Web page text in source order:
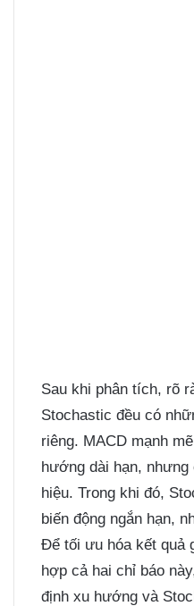
Sau khi phân tích, rõ
Stochastic đều có
riêng. MACD mạnh
hướng dài hạn,
hiệu. Trong khi đó,
biến động ngắn hạn,
Để tối ưu hóa kết quả
hợp cả hai chỉ báo
định xu hướng và